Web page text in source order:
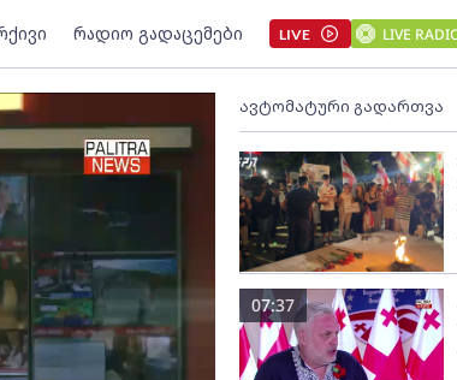
რადიო გადაცემები LIVE LIVE
ავტომატური გადართვა
07:37